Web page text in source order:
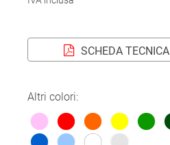
SCHEDA TECNICA
Altri colori: